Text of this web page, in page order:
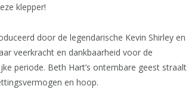
klepper!
door de legendarische Kevin Shirley en
veerkracht en dankbaarheid voor de
periode. Beth Hart’s ontembare geest straalt
en hoop.